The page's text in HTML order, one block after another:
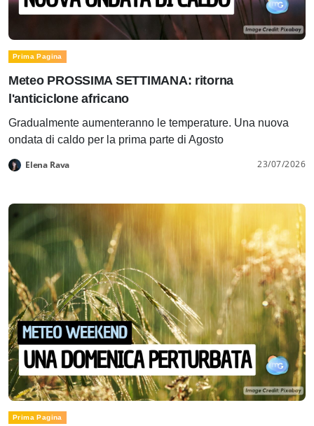
Prima Pagina
Meteo PROSSIMA SETTIMANA: ritorna
l'anticiclone africano
Gradualmente aumenteranno le temperature. Una nuova
ondata di caldo per la prima parte di Agosto
Elena Rava 23/07/2026
Prima Pagina